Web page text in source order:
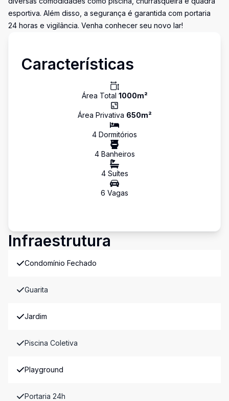
esportiva. Além disso, a segurança é garantida com portaria
24 horas e vigilância. Venha conhecer seu novo lar!
Características
Área Total 1000m²
Área Privativa 650m²
4 Dormitórios
4Banheiros
4Suítes
6 Vagas
Infraestrutura
Condomínio Fechado
Guarita
Jardim
Piscina Coletiva
Playground
Portaria 24h